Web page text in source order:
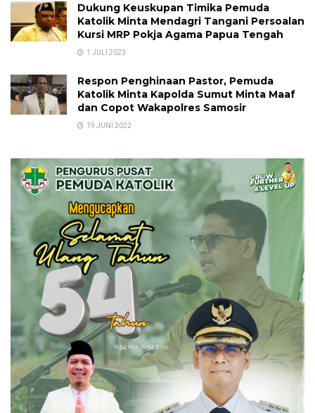
Dukung Keuskupan Timika Pemuda
Katolik Minta Mendagri Tangani Persoalan
Kursi MRP Pokja Agama Papua Tengah
1 JULI 2023
Respon Penghinaan Pastor, Pemuda
Katolik Minta Kapolda Sumut Minta Maaf
dan Copot Wakapolres Samosir
19 JUNI 2022